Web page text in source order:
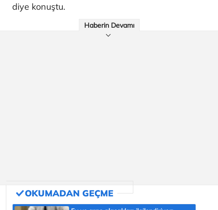
diye konuştu.
Haberin Devamı